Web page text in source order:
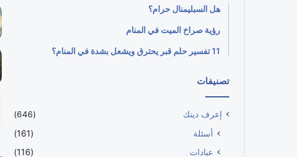
هل السبليمنال حرام؟
رؤية صراخ الميت في المنام
11 تفسير حلم قبر يحترق ويشعل بشدة في المنام؟
تصنيفات
إعرف دينك (646)
أسئلة
(161)
عبادات
(116)